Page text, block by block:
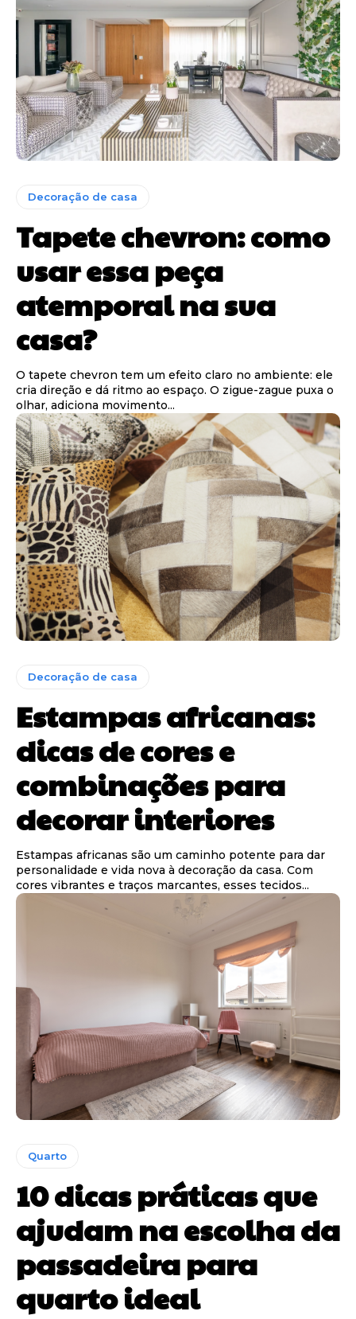
Decoração de casa
Tapete chevron: como
usar essa peça
atemporal na sua
casa?
O tapete chevron tem um efeito claro no ambiente: ele
cria direção e dá ritmo ao espaço. O zigue-zague puxa o
olhar, adiciona movimento...
Decoração de casa
Estampas africanas:
dicas de cores e
combinações para
decorar interiores
Estampas africanas são um caminho potente para dar
personalidade e vida nova à decoração da casa. Com
cores vibrantes e traços marcantes, esses tecidos...
Quarto
10 dicas práticas que
ajudam na escolha da
passadeira para
quarto ideal